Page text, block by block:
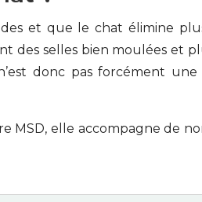
et que le chat élimine
selles bien moulées et
donc pas forcément une
MSD, elle accompagne de